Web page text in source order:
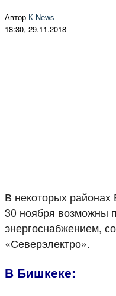
Автор К-Nеws -
18:30, 29.11.2018
В некоторых районах
30 ноября возможны
энергоснабжением,
«Северэлектро».
В Бишкеке: